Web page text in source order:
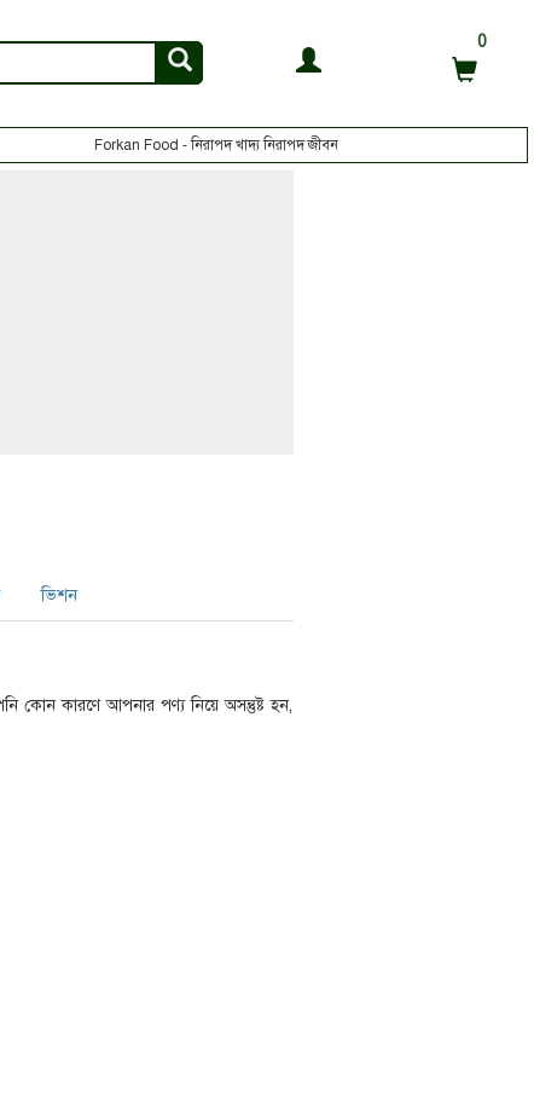
0
Forkan Food - নিরাপদ খাদ্য নিরাপদ জীবন
ভিশন
কোন কারণে আপনার পণ্য নিয়ে অসন্তুষ্ট হন,